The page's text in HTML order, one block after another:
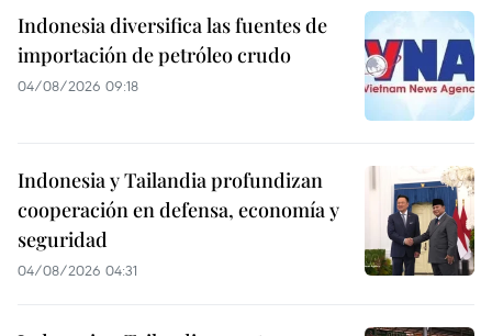
Indonesia diversifica las fuentes de
importación de petróleo crudo
04/08/2026 09:18
Indonesia y Tailandia profundizan
cooperación en defensa, economía y
seguridad
04/08/2026 04:31